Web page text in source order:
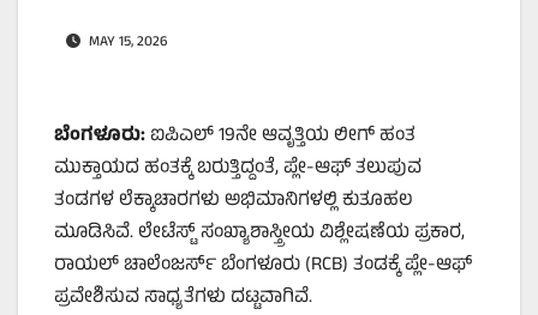
MAY 15, 2026
ಬೆಂಗಳೂರು:ಐಪಿಎಲ್ 19ನೇ ಆವೃತ್ತಿಯ ಲೀಗ್ ಹಂತ
ಮುಕ್ತಾಯದ ಹಂತಕ್ಕೆ ಬರುತ್ತಿದ್ದಂತೆ, ಪ್ಲೇ-ಆಫ್ ತಲುಪುವ
ತಂಡಗಳ ಲೆಕ್ಕಾಚಾರಗಳು ಅಭಿಮಾನಿಗಳಲ್ಲಿ ಕುತೂಹಲ
ಮೂಡಿಸಿವೆ. ಲೇಟೆಸ್ಟ್ ಸಂಖ್ಯಾಶಾಸ್ತ್ರೀಯ ವಿಶ್ಲೇಷಣೆಯ ಪ್ರಕಾರ,
ರಾಯಲ್ ಚಾಲೆಂಜರ್ಸ್ ಬೆಂಗಳೂರು (RCB) ತಂಡಕ್ಕೆ ಪ್ಲೇ-ಆಫ್
ಪ್ರವೇಶಿಸುವ ಸಾಧ್ಯತೆಗಳು ದಟ್ಟವಾಗಿವೆ.